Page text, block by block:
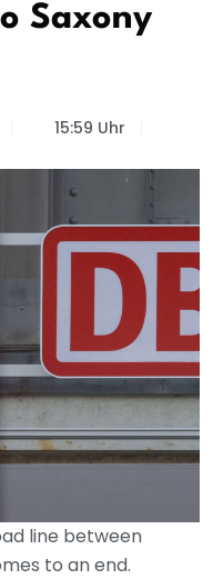
Saxony
15:59 Uhr
line between
to an end.